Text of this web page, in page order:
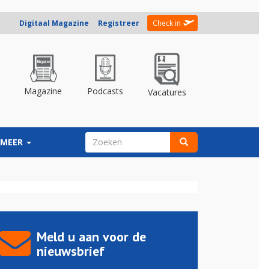
Digitaal Magazine Registreer Check in
Magazine Podcasts Vacatures
MEER ZOEKVELD
Meld u aan voor de
nieuwsbrief